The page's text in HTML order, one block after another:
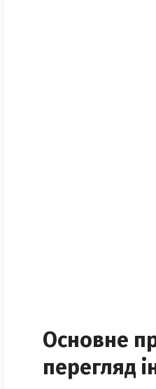
Основне
перегляд